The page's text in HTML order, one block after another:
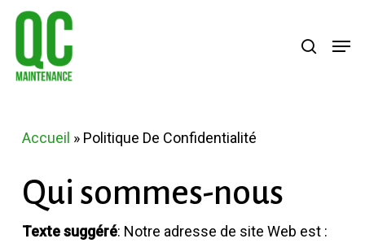
Skip
main
Accueil » Politique De Confidentialité
Qui sommes-nous
Texte suggéré: Notre adresse de site Web est :